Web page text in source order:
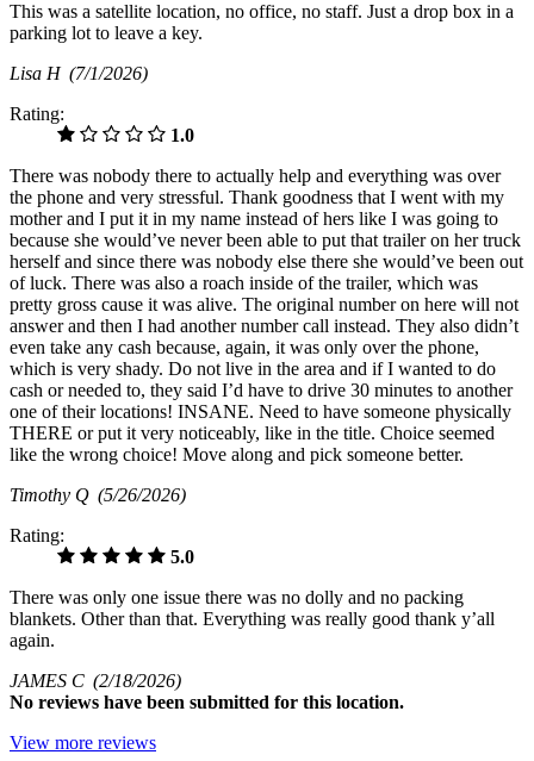
This was a satellite location, no office, no staff. Just a drop box in a
parking lot to leave a key.
Lisa H (7/1/2026)
Rating:
1.0
There was nobody there to actually help and everything was over
the phone and very stressful. Thank goodness that I went with my
mother and I put it in my name instead of hers like I was going to
because she would’ve never been able to put that trailer on her truck
herself and since there was nobody else there she would’ve been out
of luck. There was also a roach inside of the trailer, which was
pretty gross cause it was alive. The original number on here will not
answer and then I had another number call instead. They also didn’t
even take any cash because, again, it was only over the phone,
which is very shady. Do not live in the area and if I wanted to do
cash or needed to, they said I’d have to drive 30 minutes to another
one of their locations! INSANE. Need to have someone physically
THERE or put it very noticeably, like in the title. Choice seemed
like the wrong choice! Move along and pick someone better.
Timothy Q (5/26/2026)
Rating:
5.0
There was only one issue there was no dolly and no packing
blankets. Other than that. Everything was really good thank y’all
again.
JAMES C (2/18/2026)
No reviews have been submitted for this location.
View more reviews